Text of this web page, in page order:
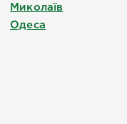
Миколаїв
Одеса